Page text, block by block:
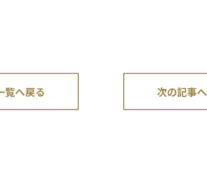
覧へ戻る 次の記事へ